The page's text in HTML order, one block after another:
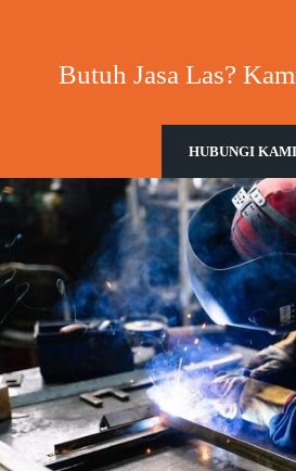
Butuh Jasa Las?
HUBUNGI KAMI